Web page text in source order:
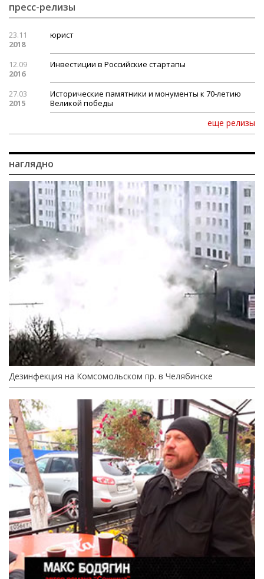
пресс-релизы
23.11
2018
юрист
12.09
2016
Инвестиции в Российские стартапы
27.03
2015
Исторические памятники и монументы к 70-летию
Великой победы
еще релизы
наглядно
Дезинфекция на Комсомольском пр. в Челябинске